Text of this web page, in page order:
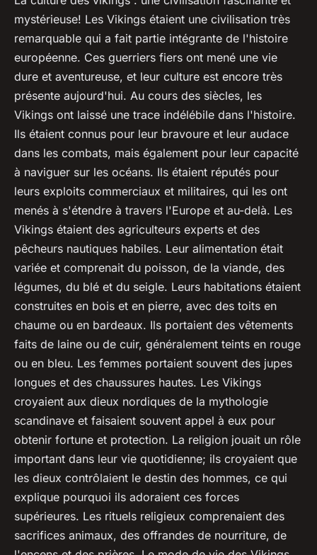
mystérieuse! Les Vikings étaient une civilisation très
remarquable qui a fait partie intégrante de l'histoire
européenne. Ces guerriers fiers ont mené une vie
dure et aventureuse, et leur culture est encore très
présente aujourd'hui. Au cours des siècles, les
Vikings ont laissé une trace indélébile dans l'histoire.
Ils étaient connus pour leur bravoure et leur audace
dans les combats, mais également pour leur capacité
à naviguer sur les océans. Ils étaient réputés pour
leurs exploits commerciaux et militaires, qui les ont
menés à s'étendre à travers l'Europe et au-delà. Les
Vikings étaient des agriculteurs experts et des
pêcheurs nautiques habiles. Leur alimentation était
variée et comprenait du poisson, de la viande, des
légumes, du blé et du seigle. Leurs habitations étaient
construites en bois et en pierre, avec des toits en
chaume ou en bardeaux. Ils portaient des vêtements
faits de laine ou de cuir, généralement teints en rouge
ou en bleu. Les femmes portaient souvent des jupes
longues et des chaussures hautes. Les Vikings
croyaient aux dieux nordiques de la mythologie
scandinave et faisaient souvent appel à eux pour
obtenir fortune et protection. La religion jouait un rôle
important dans leur vie quotidienne; ils croyaient que
les dieux contrôlaient le destin des hommes, ce qui
explique pourquoi ils adoraient ces forces
supérieures. Les rituels religieux comprenaient des
sacrifices animaux, des offrandes de nourriture, de